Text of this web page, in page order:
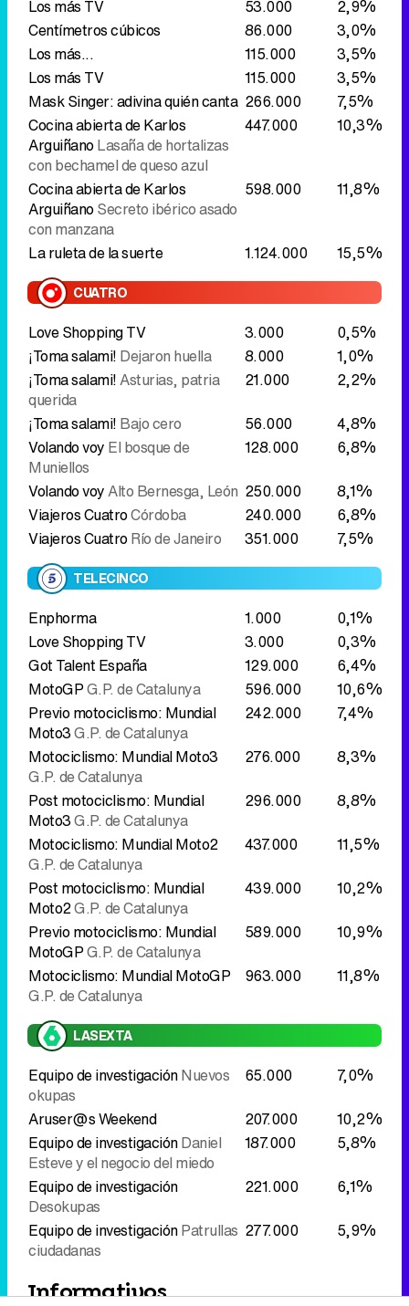
Arguiñano
Lasaña de hortalizas
con bechamel de queso azul
Cocina abierta de Karlos
ArguiñanoSecreto ibérico asado
con manzana
598.000 11,8%
La ruleta de la suerte 1.124.000 15,5%
CUATRO
Love Shopping TV
¡Toma salami!
¡Toma salami!Asturias, patria
querida
21.000
2,2%
¡Toma salami!Bajo cero 56.000
4,8%
Volando voy El bosque de
Muniellos
128.000
6,8%
Volando voyAlto Bernesga, León 250.000
8,1%
Viajeros CuatroCórdoba 240.000
6,8%
Viajeros Cuatro Río de Janeiro 351.000 7,5%
TELECINCO
Enphorma 1.000
0,1%
Love Shopping TV
3.000
0,3%
Got Talent España
129.000
6,4%
MotoGPG.P. de Catalunya 596.000
10,6%
Previo motociclismo: Mundial
Moto3
242.000
7,4%
Motociclismo: Mundial Moto3
G.P. de Catalunya
276.000
8,3%
Post motociclismo: Mundial
Moto3G.P. de Catalunya
296.000
8,8%
Motociclismo: Mundial Moto2
G.P. de Catalunya
437.000
11,5%
Post motociclismo: Mundial
Moto2G.P. de Catalunya
439.000
10,2%
Previo motociclismo: Mundial
MotoGPG.P. de Catalunya
589.000
10,9%
Motociclismo: Mundial MotoGP
G.P. de Catalunya
963.000 11,8%
LASEXTA
Equipo de investigaciónNuevos
okupas
Aruser@s Weekend
Equipo de investigación
Esteve y el negocio del miedo
Desokupas
Equipo de investigación
ciudadanas
Informativos
'Telediario fin de semana 1' protagoniza el mayor
vaivén de la sobremesa del domingo: cae
1,6
puntosrespecto al domingo anterior, del
al
12,9%
, mientras que su edición de tarde,